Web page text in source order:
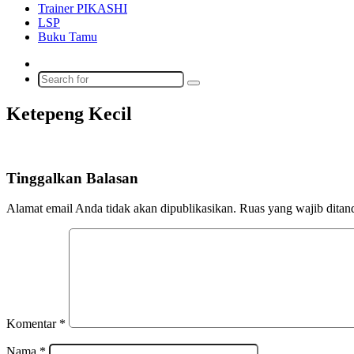
Trainer PIKASHI
LSP
Buku Tamu
skin
Search
Ketepeng Kecil
Tinggalkan Balasan
Alamat email Anda tidak akan dipublikasikan. Ruas yang wajib
Komentar *